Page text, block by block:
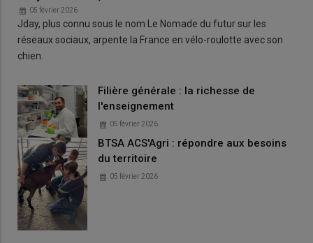
05 février 2026
Jday, plus connu sous le nom Le Nomade du futur sur les
réseaux sociaux, arpente la France en vélo-roulotte avec son
chien.
Filière générale : la richesse de
l'enseignement
05 février 2026
BTSA ACS'Agri : répondre aux besoins
du territoire
05 février 2026